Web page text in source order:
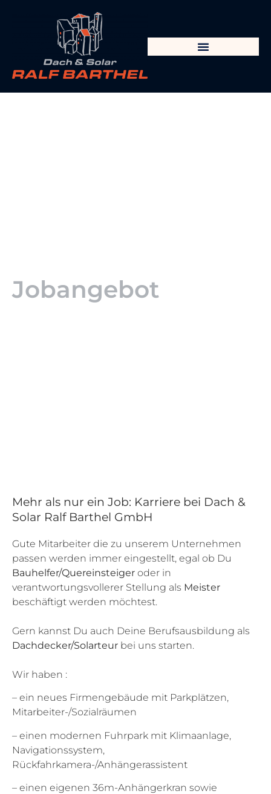
Jobangebot
Mehr als nur ein Job: Karriere bei Dach &
Solar Ralf Barthel GmbH
Gute Mitarbeiter die zu unserem Unternehmen
passen werden immer eingestellt, egal ob Du
Bauhelfer/Quereinsteiger oder in
verantwortungsvollerer Stellung als Meister
beschäftigt werden möchtest.
Gern kannst Du auch Deine Berufsausbildung als
Dachdecker/Solarteur bei uns starten.
Wir haben :
– ein neues Firmengebäude mit Parkplätzen,
Mitarbeiter-/Sozialräumen
– einen modernen Fuhrpark mit Klimaanlage,
Navigationssystem,
Rückfahrkamera-/Anhängerassistent
– einen eigenen 36m-Anhängerkran sowie